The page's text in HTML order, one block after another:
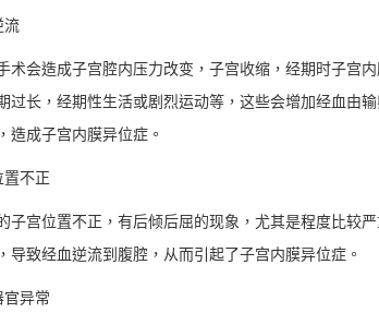
会造成子宫腔内压力改变，子宫收缩，经期时子宫内
过长，经期性生活或剧烈运动等，这些会增加经血由
造成子宫内膜异位症。
不正
宫位置不正，有后倾后屈的现象，尤其是程度比较
导致经血逆流到腹腔，从而引起了子宫内膜异位症。
异常